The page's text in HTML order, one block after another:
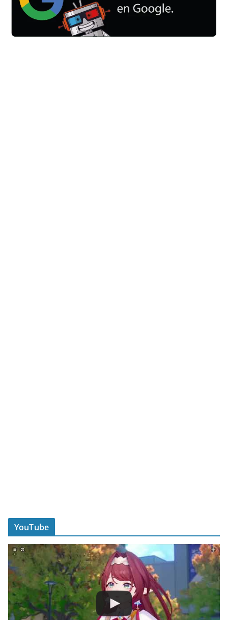
YouTube